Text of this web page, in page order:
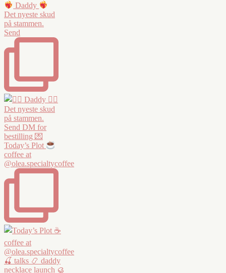
Daddy
Det nyeste skud
på stammen.
Send
Today’s Plot
coffee at
@olea.specialtycoffee